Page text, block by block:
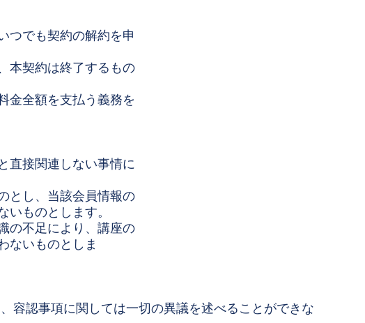
つでも契約の解約を申
本契約は終了するもの
金全額を支払う義務を
直接関連しない事情に
とし、当該会員情報の
ものとします。
の不足により、講座の
ないものとしま
容認事項に関しては一切の異議を述べることができな